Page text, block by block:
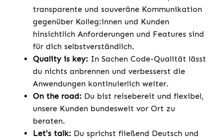
transparente und souveräne Kommunikation
gegenüber Kolleg:innen und Kunden
hinsichtlich Anforderungen und Features sind
für dich selbstverständlich.
Quality is key: In Sachen Code-Qualität lässt
du nichts anbrennen und verbesserst die
Anwendungen kontinuierlich weiter.
On the road: Du bist reisebereit und flexibel,
unsere Kunden bundesweit vor Ort zu
beraten.
Let's talk: Du sprichst fließend Deutsch und